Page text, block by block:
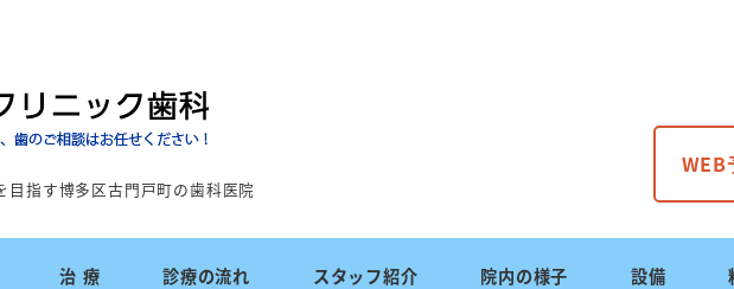
指す博多区古門戸町の歯科医院
WEB
治 療 診療の流れ スタッフ紹介 院内の様子 設備